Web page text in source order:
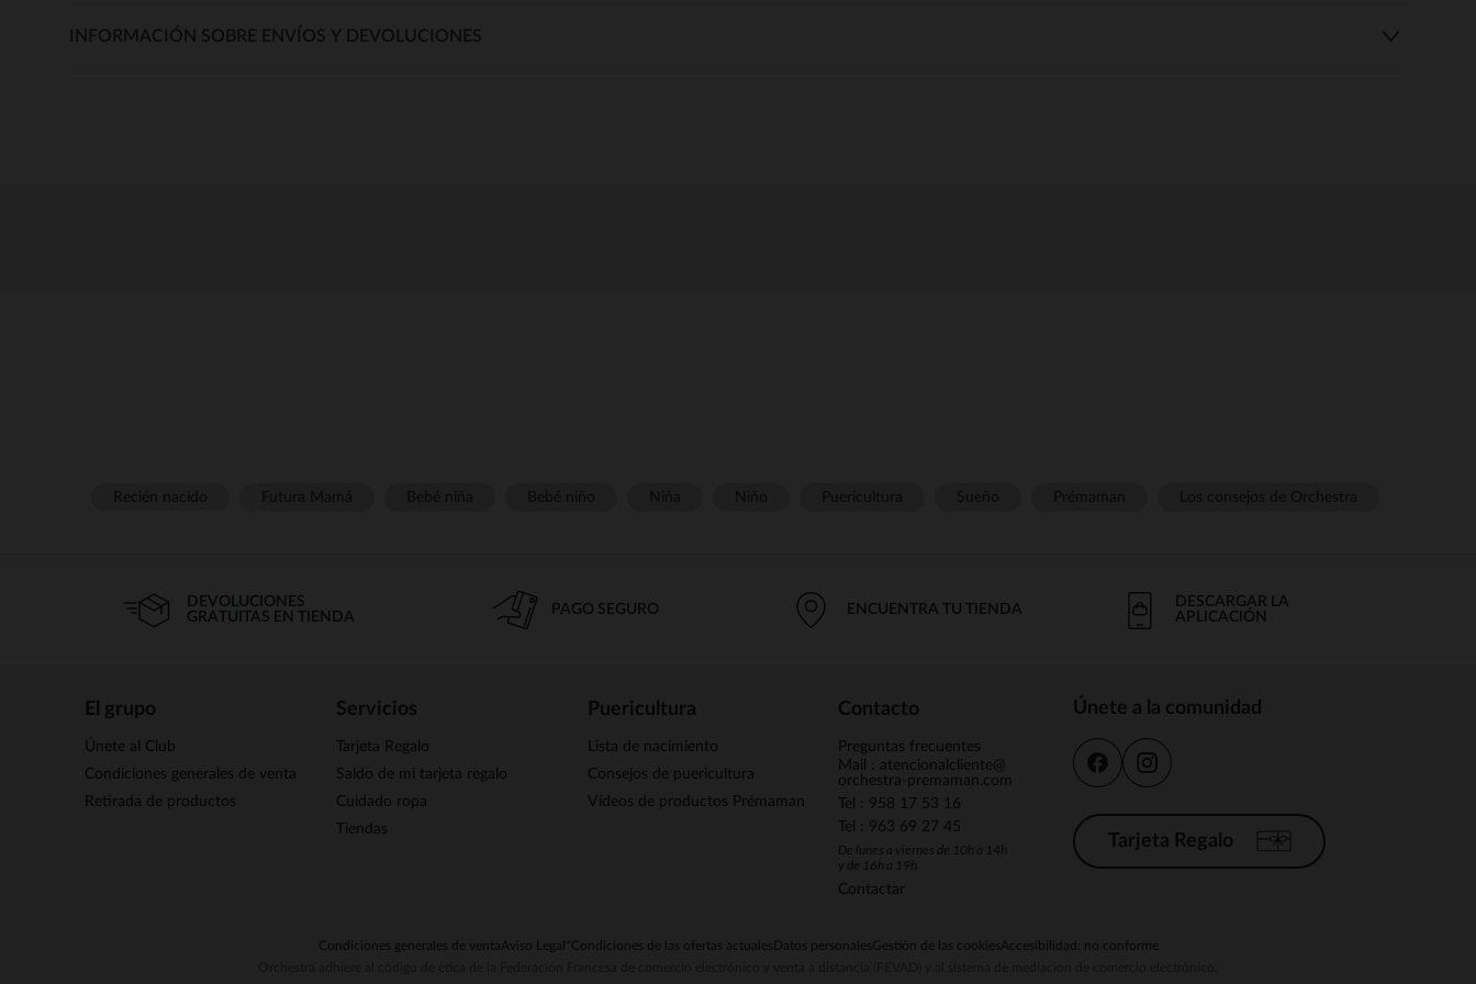
INFORMACIÓN SOBRE ENVÍOS Y DEVOLUCIONES
DEVOLUCIONES
GRATUITAS EN TIENDA
PAGO SEGURO ENCUENTRA TU TIENDA
DESCARGAR LA
APLICACIÓN
El grupo
Únete al Club
Condiciones generales de venta
Retirada de productos
Servicios
Tarjeta Regalo
Saldo de mi tarjeta regalo
Cuidado ropa
Tiendas
Puericultura
Lista de nacimiento
Consejos de puericultura
Vídeos de productos Prémaman
Contacto
Preguntas frecuentes
Mail : atencionalcliente@
orchestra-premaman.com
Tel : 958 17 53 16
Tel : 963 69 27 45
De lunes a viernes de 10h a 14h
y de 16h a 19h
Contactar
Únete a la comunidad
Tarjeta Regalo
Condiciones generales de ventaAviso Legal *Condiciones de las ofertas actuales Datos personalesGestión de las cookiesAccesibilidad: no conforme